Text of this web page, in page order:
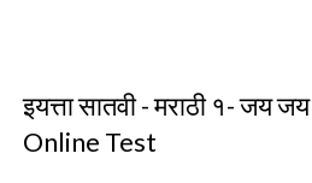
इयत्ता सातवी - मराठी १- जय जय
Online Test